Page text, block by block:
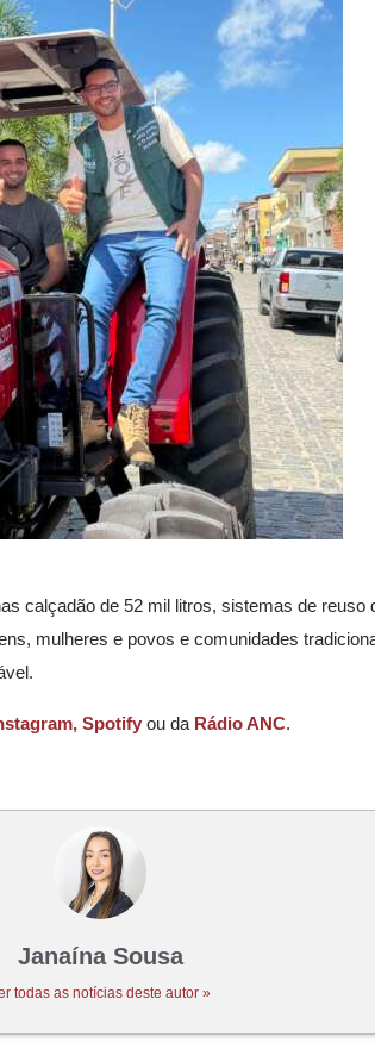
calçadão de 52 mil litros, sistemas de reuso
mulheres e povos e comunidades
Spotify ou da Rádio ANC.
Janaína Sousa
todas as notícias deste autor »